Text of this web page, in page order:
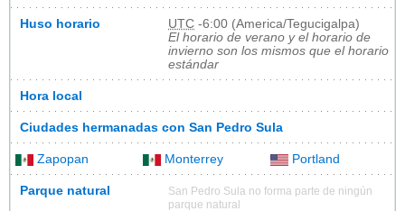
Huso horario UTC -6:00 (America/Tegucigalpa)
El horario de verano y el horario de
invierno son los mismos que el horario
estándar
Hora local
Ciudades hermanadas con San Pedro Sula
Zapopan Monterrey Portland
Parque natural
San Pedro Sula no forma parte de ningún
parque natural